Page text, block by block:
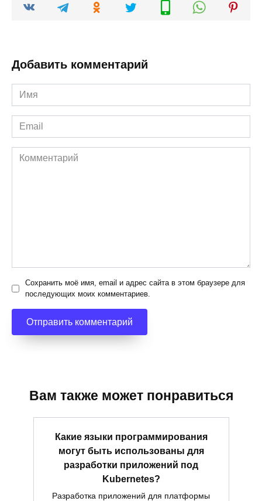
Добавить комментарий
Имя
*
Email
*
Комментарий
Сохранить моё имя, email и адрес сайта в этом браузере для
последующих моих комментариев.
Вам также может понравиться
Какие языки программирования
могут быть использованы для
разработки приложений под
Kubernetes?
Разработка приложений для платформы